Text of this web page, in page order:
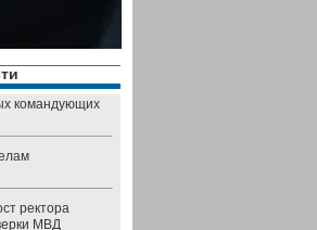
командующих
ректора
МВД